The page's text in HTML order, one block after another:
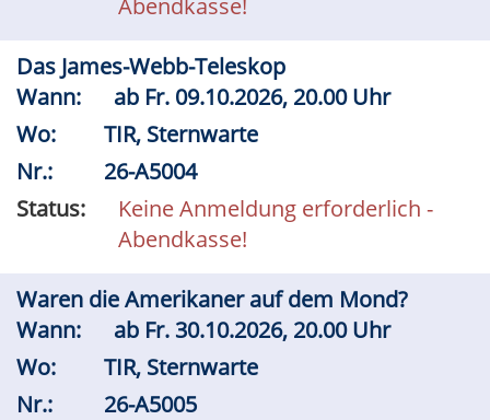
Abendkasse!
Das James-Webb-Teleskop
Wann:
ab Fr. 09.10.2026, 20.00 Uhr
Wo:
TIR, Sternwarte
Nr.:
26-A5004
Status:
Keine Anmeldung erforderlich -
Abendkasse!
Waren die Amerikaner auf dem Mond?
Wann:
ab Fr. 30.10.2026, 20.00 Uhr
Wo:
TIR, Sternwarte
Nr.:
26-A5005